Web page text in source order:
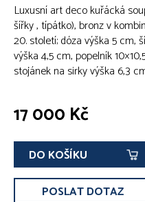
Luxusní art deco kuřácká
šířky , típátko), bronz v
20. století; dóza výška 5 cm,
výška 4,5 cm, popelník
stojánek na sirky výška 6,3
17 000 Kč
DO KOŠÍKU
POSLAT DOTAZ